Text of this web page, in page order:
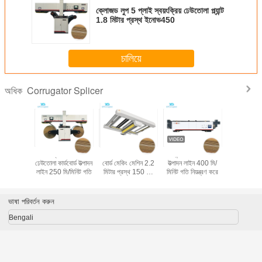
ক্লোজড লুপ 5 প্লাই স্বয়ংক্রিয় ঢেউতোলা প্ল্যান্ট
1.8 মিটার প্রস্থ ইনোভ450
চালিয়ে
অধিক Corrugator Splicer
ওভারল্যাপিং 5 লেয়ার
ঢেউতোলা কার্ডবোর্ড উত্পাদন
লাইন 250 মি/মিনিট গতি
সার্ভো মোটর ঢেউতোলা
বোর্ড মেকিং মেশিন 2.2
মিটার প্রস্থ 150 মি/
সিমেন্স ঢেউতোলা বোর্ড
উত্পাদন লাইন 400 মি/
মিনিট গতি নিয়ন্ত্রণ করে
ভাষা পরিবর্তন করুন
Bengali